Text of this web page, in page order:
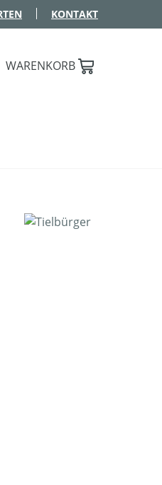
KONTAKT
WARENKORB